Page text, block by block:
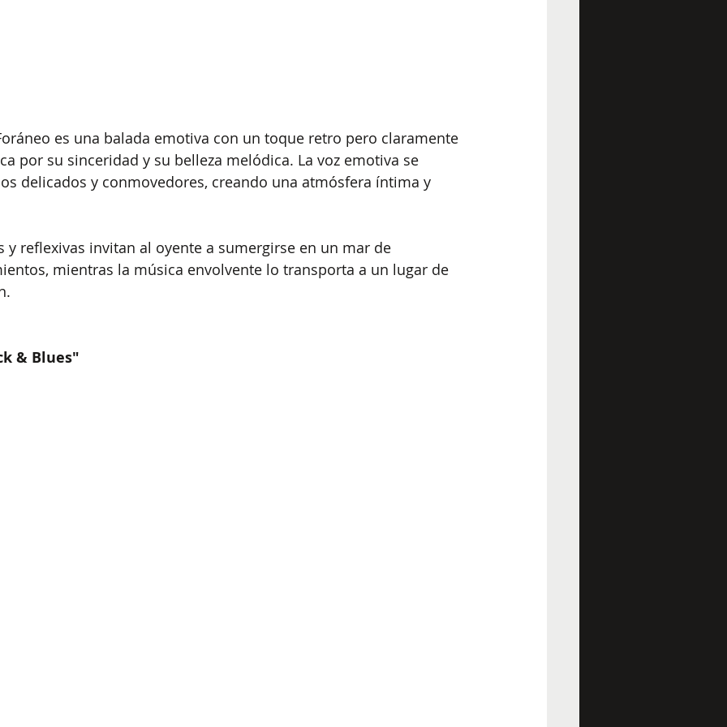
es una balada emotiva con un toque retro pero claramente
por su sinceridad y su belleza melódica. La voz emotiva se
delicados y conmovedores, creando una atmósfera íntima y
y reflexivas invitan al oyente a sumergirse en un mar de
mientras la música envolvente lo transporta a un lugar de
& Blues"